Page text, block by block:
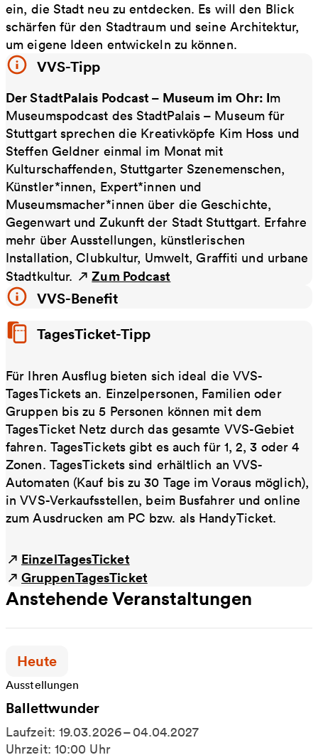
ein, die Stadt neu zu entdecken. Es will den Blick
schärfen für den Stadtraum und seine Architektur,
um eigene Ideen entwickeln zu können.
VVS-Tipp
Der StadtPalais Podcast – Museum im Ohr: Im
Museumspodcast des StadtPalais – Museum für
Stuttgart sprechen die Kreativköpfe Kim Hoss und
Steffen Geldner einmal im Monat mit
Kulturschaffenden, Stuttgarter Szenemenschen,
Künstler*innen, Expert*innen und
Museumsmacher*innen über die Geschichte,
Gegenwart und Zukunft der Stadt Stuttgart. Erfahre
mehr über Ausstellungen, künstlerischen
Installation, Clubkultur, Umwelt, Graffiti und urbane
Stadtkultur.
Zum Podcast
VVS-Benefit
TagesTicket-Tipp
Für Ihren Ausflug bieten sich ideal die VVS-
TagesTickets an. Einzelpersonen, Familien oder
Gruppen bis zu 5 Personen können mit dem
TagesTicket Netz durch das gesamte VVS-Gebiet
fahren. TagesTickets gibt es auch für 1, 2, 3 oder 4
Zonen. TagesTickets sind erhältlich an VVS-
Automaten (Kauf bis zu 30 Tage im Voraus möglich),
in VVS-Verkaufsstellen, beim Busfahrer und online
zum Ausdrucken am PC bzw. als HandyTicket.
EinzelTagesTicket
GruppenTagesTicket
Anstehende Veranstaltungen
Zeitpunkt der Veranstaltung:
Heute
Ausstellungen
Ballettwunder
Laufzeit: 19.03.2026 – 04.04.2027
Uhrzeit: 10:00 Uhr